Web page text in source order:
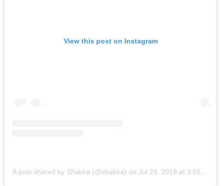
View this post on Instagram
A post shared by Shakira (@shakira) on Jul 28, 2018 at 3:55pm PDT